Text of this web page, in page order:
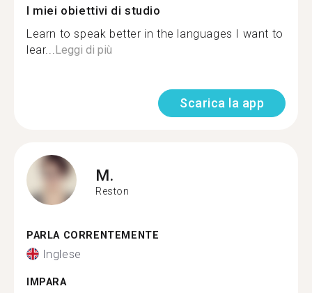
I miei obiettivi di studio
Learn to speak better in the languages I want to
lear...Leggi di più
Scarica la app
M.
Reston
PARLA CORRENTEMENTE
Inglese
IMPARA